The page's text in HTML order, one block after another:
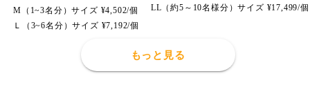
M（1~3名分）サイズ ¥4,502/個
Ｌ（3~6名分）サイズ ¥7,192/個
LL（約5～10名様分）サイズ ¥17,499/個
もっと見る